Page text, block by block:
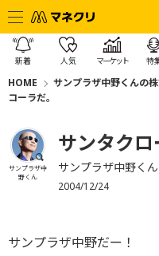
新着 人気 マーケット 特
HOME サンプラザ中野くんの
コーラだ。
サンプラザ中
野くん
サンタク
サンプラザ中野く
2004/12/24
サンプラザ中野だー！